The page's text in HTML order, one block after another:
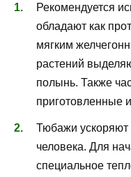
Рекомендуется
обладают как
мягким
растений
полынь. Также
приготовленные
Тюбажи ускоряют
человека. Для
специальное